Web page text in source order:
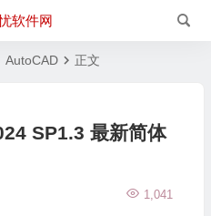
软件网
AutoCAD 正文
SP1.3 最新简体
1,041